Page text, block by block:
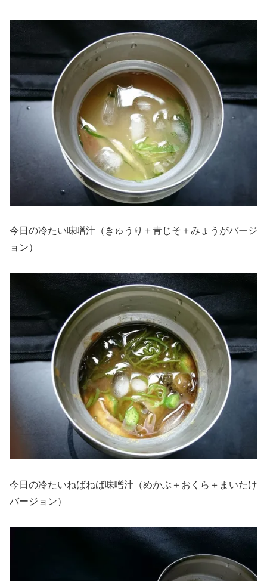
今日の冷たい味噌汁（きゅうり＋青じそ＋みょうがバージ
ョン）
今日の冷たいねばねば味噌汁（めかぶ＋おくら＋まいたけ
バージョン）